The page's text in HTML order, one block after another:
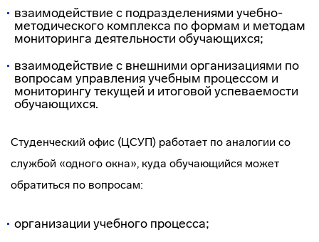
взаимодействие с подразделениями учебно-
методического комплекса по формам и методам
мониторинга деятельности обучающихся;
взаимодействие с внешними организациями по
вопросам управления учебным процессом и
мониторингу текущей и итоговой успеваемости
обучающихся.
Студенческий офис (ЦСУП) работает по аналогии со
службой «одного окна», куда обучающийся может
обратиться по вопросам:
организации учебного процесса;